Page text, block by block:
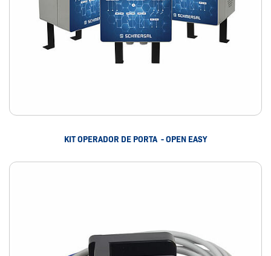
KIT OPERADOR DE PORTA - OPEN EASY